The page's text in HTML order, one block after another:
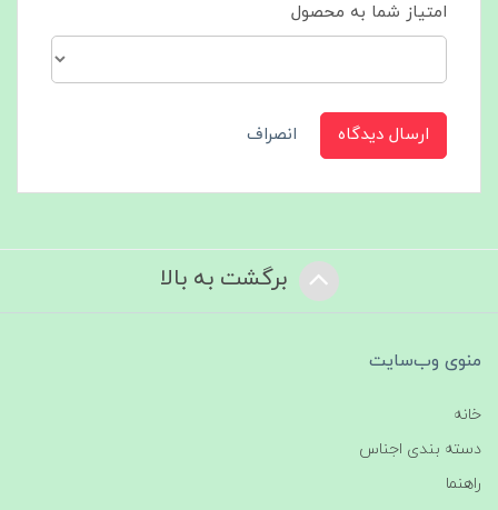
امتیاز شما به محصول
ارسال دیدگاه انصراف
برگشت به بالا
منوی وب‌سایت
خانه
دسته بندی اجناس
راهنما